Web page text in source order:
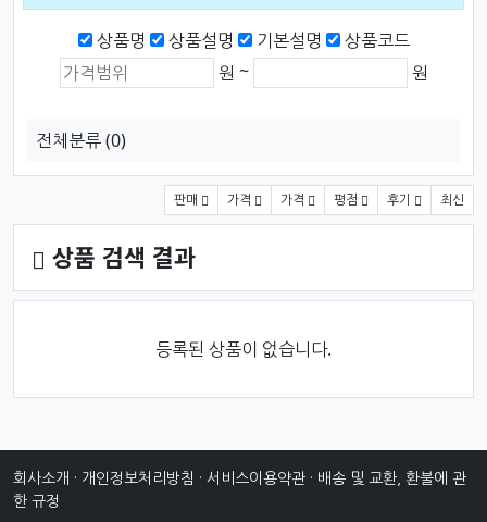
검색범위
상품명 상품설명 기본설명
상품코드
상품가격 (원)
최소 가격 원 ~ 원
전체분류(0)
판매 가격 가격 평점 후기 최신
상품 검색 결과
등록된 상품이 없습니다.
회사소개 · 개인정보처리방침 · 서비스이용약관 · 배송 및 교환, 환불에 관
한 규정